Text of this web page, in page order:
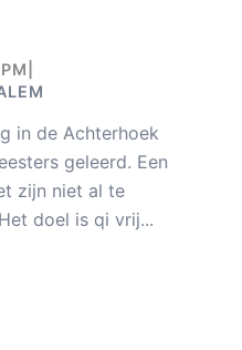
in de Achterhoek
geleerd. Een
zijn niet al te
doel is qi vrij...